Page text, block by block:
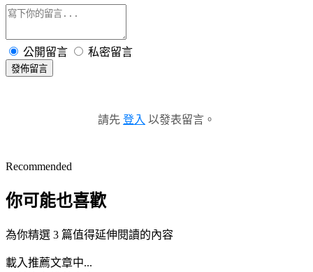
公開留言 私密留言
發佈留言
請先 登入 以發表留言。
Recommended
你可能也喜歡
為你精選 3 篇值得延伸閱讀的內容
載入推薦文章中...